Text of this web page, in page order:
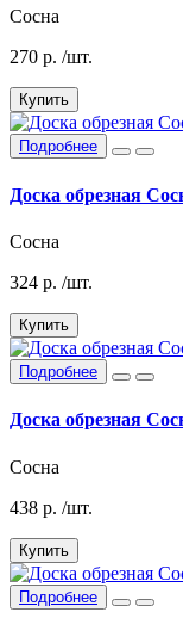
Сосна
270 р. /шт.
Купить
Подробнее
Доска обрезная
Сосна
324 р. /шт.
Купить
Подробнее
Доска обрезная
Сосна
438 р. /шт.
Купить
Подробнее